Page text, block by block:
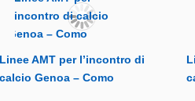
Linee AMT per l’incontro di
calcio Genoa – Como